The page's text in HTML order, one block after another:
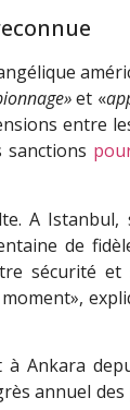
et «
entre
A Istanbul,
de
sécurité
Ankara
annuel